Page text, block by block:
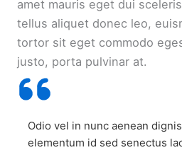
amet mauris eget dui
tellus aliquet donec leo,
tortor sit eget commodo
justo, porta pulvinar at.
Odio vel in nunc aenean
elementum id sed senectus